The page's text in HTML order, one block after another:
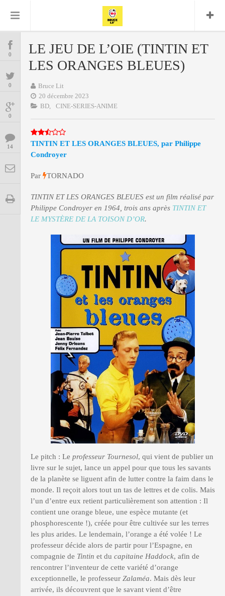
COMICS
MANGAS
BD
ENCYCLOPEGEEK
CINE-SERIES-ANIME
MUSIQUE
0
0
0
14
LE JEU DE L’OIE (TINTIN ET
LES ORANGES BLEUES)
Bruce Lit
20 décembre 2023
BD,
CINE-SERIES-ANIME
TINTIN ET LES ORANGES BLEUES, par Philippe
Condroyer
Par TORNADO
TINTIN ET LES ORANGES BLEUES est un film réalisé par
Philippe Condroyer en 1964, trois ans après TINTIN ET
LE MYSTÈRE DE LA TOISON D’OR.
Le pitch : Le professeur Tournesol, qui vient de publier un
livre sur le sujet, lance un appel pour que tous les savants
de la planète se liguent afin de lutter contre la faim dans le
monde. Il reçoit alors tout un tas de lettres et de colis. Mais
l’un d’entre eux retient particulièrement son attention : Il
contient une orange bleue, une espèce mutante (et
phosphorescente !), créée pour être cultivée sur les terres
les plus arides. Le lendemain, l’orange a été volée ! Le
professeur décide alors de partir pour l’Espagne, en
compagnie de Tintin et du capitaine Haddock, afin de
rencontrer l’inventeur de cette variété d’orange
exceptionnelle, le professeur Zalaméa. Mais dès leur
arrivée, ils découvrent que le savant vient d’être
Comics
Daredevil
Delcourt
Encyclopegeek Figure
Replay
Glénat Graphic Novel
Independants JB Vu Van JP
Nguyen
Marvel Mattie boy
Panini
Présence
Special Guest Spidey Superman
Urban xmen